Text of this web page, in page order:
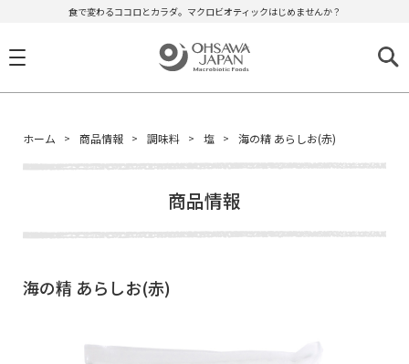
食で変わるココロとカラダ。マクロビオティックはじめませんか？
ホーム 商品情報 調味料 塩 海の精 あらしお(赤)
商品情報
海の精 あらしお(赤)